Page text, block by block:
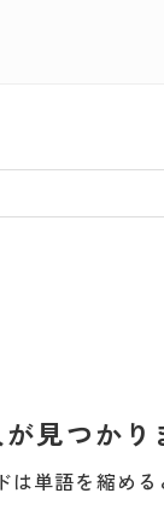
見つかり
単語を縮める